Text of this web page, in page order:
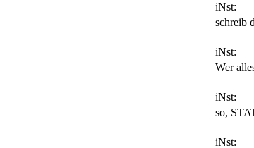
iNst:
schreib
iNst:
Wer
iNst:
so,
iNst: